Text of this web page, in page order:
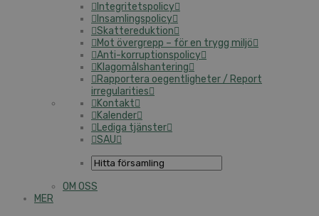
Integritetspolicy
Insamlingspolicy
Skattereduktion
Mot övergrepp – för en trygg miljö
Anti-korruptionspolicy
Klagomålshantering
Rapportera oegentligheter / Report
irregularities
Kontakt
Kalender
Lediga tjänster
SAU
OM OSS
MER